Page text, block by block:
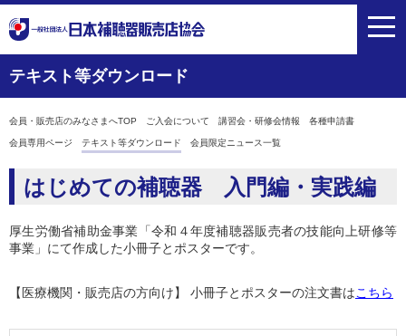
toggle
テキスト等ダウンロード
会員・販売店のみなさまへTOP ご入会について 講習会・研修会情報 各種申請書
会員専用ページ テキスト等ダウンロード 会員限定ニュース一覧
はじめての補聴器 入門編・実践編
厚生労働省補助金事業「令和４年度補聴器販売者の技能向上研修等
事業」にて作成した小冊子とポスターです。
【医療機関・販売店の方向け】 小冊子とポスターの注文書は こちら